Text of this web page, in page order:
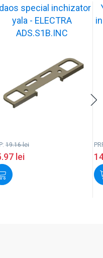
special inchizator
yala - ELECTRA
ADS.S1B.INC
19.16lei
lei